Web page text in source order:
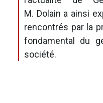
M. Dolain a ainsi
rencontrés par la
fondamental du
société.